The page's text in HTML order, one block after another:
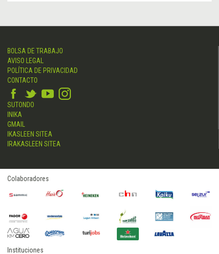
BOLSA DE TRABAJO
AVISO LEGAL
POLÍTICA DE PRIVACIDAD
CONTACTO
SUTONDO
INIKA
GMAIL
IKASLEEN SITEA
IRAKASLEEN SITEA
Colaboradores
Instituciones